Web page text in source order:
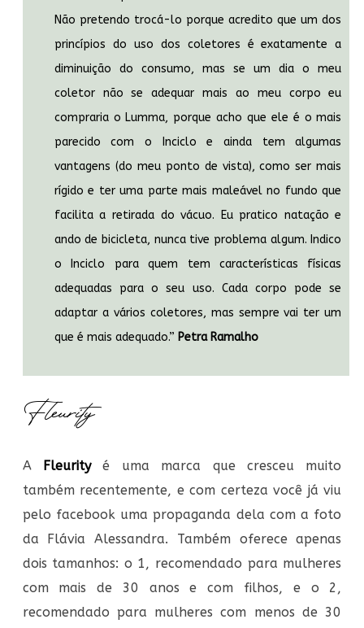
Não pretendo trocá-lo porque acredito que um dos
princípios do uso dos coletores é exatamente a
diminuição do consumo, mas se um dia o meu
coletor não se adequar mais ao meu corpo eu
compraria o Lumma, porque acho que ele é o mais
parecido com o Inciclo e ainda tem algumas
vantagens (do meu ponto de vista), como ser mais
rígido e ter uma parte mais maleável no fundo que
facilita a retirada do vácuo. Eu pratico natação e
ando de bicicleta, nunca tive problema algum. Indico
o Inciclo para quem tem características físicas
adequadas para o seu uso. Cada corpo pode se
adaptar a vários coletores, mas sempre vai ter um
que é mais adequado.” Petra Ramalho
Fleurity
A Fleurityé uma marca que cresceu muito
também recentemente, e com certeza você já viu
pelo facebook uma propaganda dela com a foto
da Flávia Alessandra. Também oferece apenas
dois tamanhos: o 1, recomendado para mulheres
com mais de 30 anos e com filhos, e o 2,
recomendado para mulheres com menos de 30